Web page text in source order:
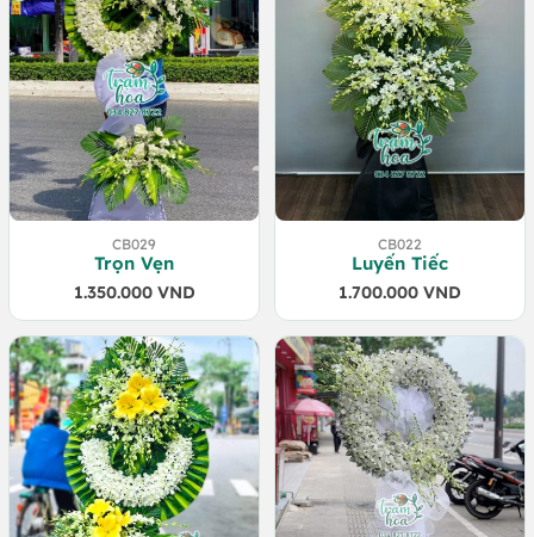
CB029
Trọn Vẹn
1.350.000 VND
CB022
Luyến Tiếc
1.700.000 VND